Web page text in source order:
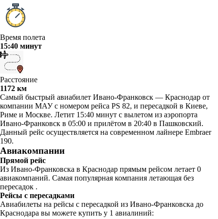
Время полета
15:40 минут
Расстояние
1172 км
Самый быстрый авиабилет Ивано-Франковск — Краснодар от
компании МАУ с номером рейса PS 82, и пересадкой в Киеве,
Риме и Москве. Летит 15:40 минут с вылетом из аэропорта
Ивано-Франковск в 05:00 и прилётом в 20:40 в Пашковский.
Данный рейс осуществляется на современном лайнере Embraer
190.
Авиакомпании
Прямой рейс
Из Ивано-Франковска в Краснодар прямым рейсом летает 0
авиакомпаний. Самая популярная компания летающая без
пересадок .
Рейсы с пересадками
Авиабилеты на рейсы с пересадкой из Ивано-Франковска до
Краснодара вы можете купить у 1 авиалиний: